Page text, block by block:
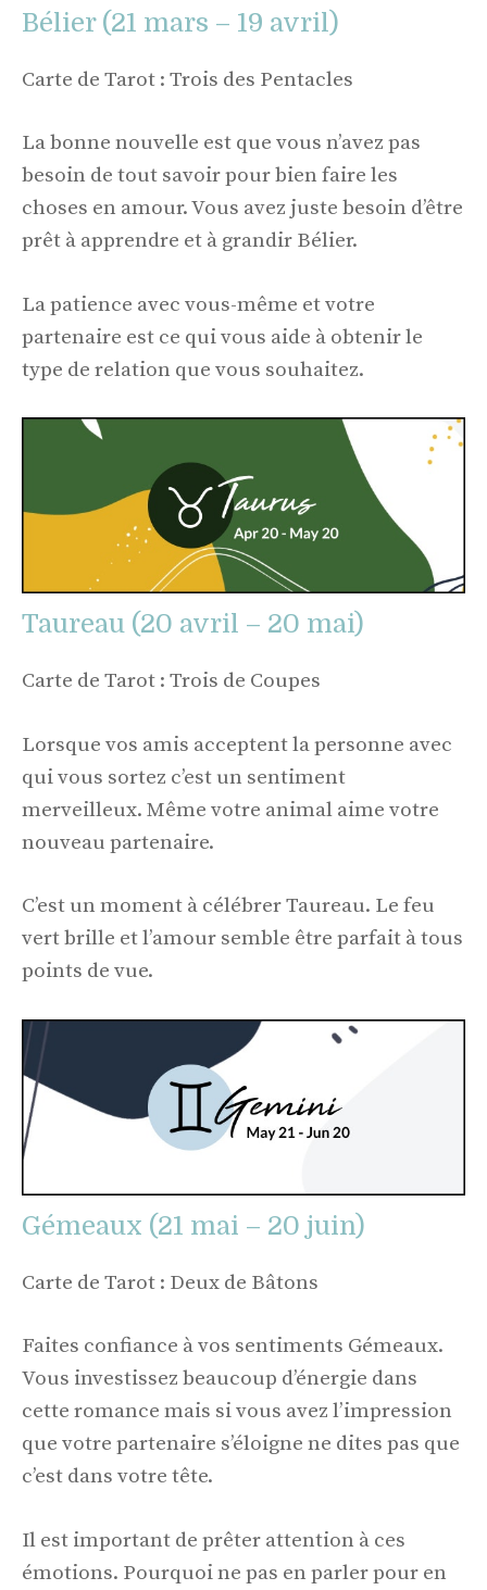
Bélier (21 mars – 19 avril)
Carte de Tarot : Trois des Pentacles
La bonne nouvelle est que vous n’avez pas
besoin de tout savoir pour bien faire les
choses en amour. Vous avez juste besoin d’être
prêt à apprendre et à grandir Bélier.
La patience avec vous-même et votre
partenaire est ce qui vous aide à obtenir le
type de relation que vous souhaitez.
Taureau (20 avril – 20 mai)
Carte de Tarot : Trois de Coupes
Lorsque vos amis acceptent la personne avec
qui vous sortez c’est un sentiment
merveilleux. Même votre animal aime votre
nouveau partenaire.
C’est un moment à célébrer Taureau. Le feu
vert brille et l’amour semble être parfait à tous
points de vue.
Gémeaux (21 mai – 20 juin)
Carte de Tarot : Deux de Bâtons
Faites confiance à vos sentiments Gémeaux.
Vous investissez beaucoup d’énergie dans
cette romance mais si vous avez l’impression
que votre partenaire s’éloigne ne dites pas que
c’est dans votre tête.
Il est important de prêter attention à ces
émotions. Pourquoi ne pas en parler pour en